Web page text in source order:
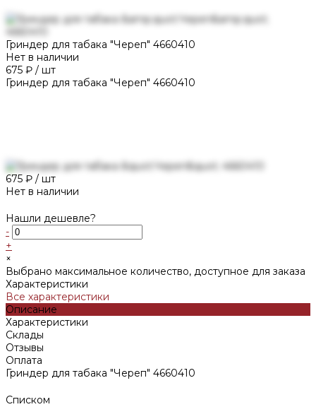
Гриндер для табака "Череп" 4660410
Нет в наличии
675 ₽ / шт
Гриндер для табака "Череп" 4660410
675 ₽ / шт
Нет в наличии
Нашли дешевле?
-
+
×
Выбрано максимальное количество, доступное для заказа
Характеристики
Все характеристики
Описание
Характеристики
Склады
Отзывы
Оплата
Гриндер для табака "Череп" 4660410
Списком